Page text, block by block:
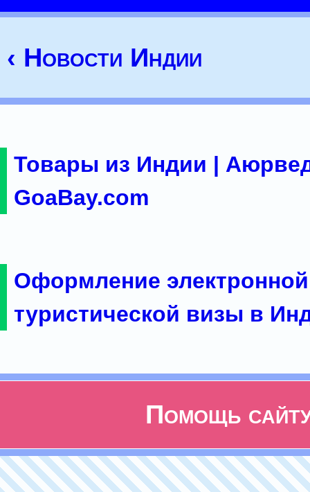
‹ Новости Индии
Товары из Индии |
GoaBay.com
Оформление электронной
туристической визы в
Помощь